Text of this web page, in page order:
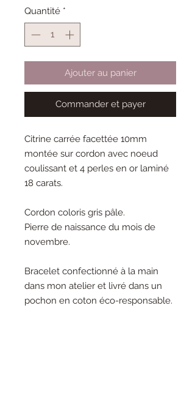
Quantité *
Ajouter au panier
Commander et payer
Citrine carrée facettée 10mm
montée sur cordon avec noeud
coulissant et 4 perles en or laminé
18 carats.
Cordon coloris gris pâle.
Pierre de naissance du mois de
novembre.
Bracelet confectionné à la main
dans mon atelier et livré dans un
pochon en coton éco-responsable.